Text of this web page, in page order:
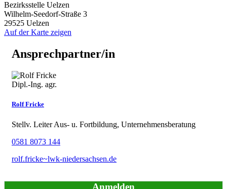
Bezirksstelle Uelzen
Wilhelm-Seedorf-Straße 3
29525 Uelzen
Auf der Karte zeigen
Ansprechpartner/in
Dipl.-Ing. agr.
Rolf Fricke
Stellv. Leiter Aus- u. Fortbildung, Unternehmensberatung
0581 8073 144
rolf.fricke~lwk-niedersachsen.de
Anmelden